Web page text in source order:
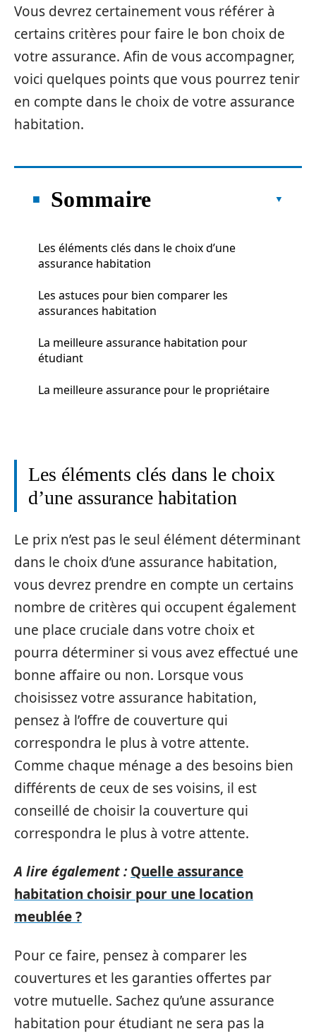
Vous devrez certainement vous référer à
certains critères pour faire le bon choix de
votre assurance. Afin de vous accompagner,
voici quelques points que vous pourrez tenir
en compte dans le choix de votre assurance
habitation.
Sommaire
Les éléments clés dans le choix d’une
assurance habitation
Les astuces pour bien comparer les
assurances habitation
La meilleure assurance habitation pour
étudiant
La meilleure assurance pour le propriétaire
Les éléments clés dans le choix
d’une assurance habitation
Le prix n’est pas le seul élément déterminant
dans le choix d’une assurance habitation,
vous devrez prendre en compte un certains
nombre de critères qui occupent également
une place cruciale dans votre choix et
pourra déterminer si vous avez effectué une
bonne affaire ou non. Lorsque vous
choisissez votre assurance habitation,
pensez à l’offre de couverture qui
correspondra le plus à votre attente.
Comme chaque ménage a des besoins bien
différents de ceux de ses voisins, il est
conseillé de choisir la couverture qui
correspondra le plus à votre attente.
A lire également : Quelle assurance
habitation choisir pour une location
meublée ?
Pour ce faire, pensez à comparer les
couvertures et les garanties offertes par
votre mutuelle. Sachez qu’une assurance
habitation pour étudiant ne sera pas la